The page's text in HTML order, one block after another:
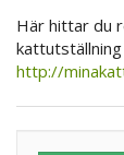
Här hittar du
http://